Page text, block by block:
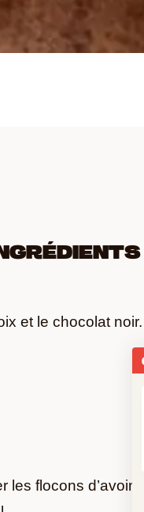
et le chocolat noir.
flocons